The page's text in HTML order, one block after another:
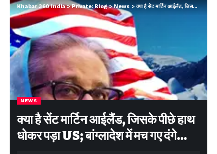
Khabar 360 India>Private: Blog>News >क्या है सेंट मार्टिन आईलैंड, जिसके पीछे हाथ धोकर पड़ा US; बांग्लादेश में मच गए दंगे…
NEWS
क्या है सेंट मार्टिन आईलैंड, जिसके पीछे हाथ
धोकर पड़ा US; बांग्लादेश में मच गए दंगे…